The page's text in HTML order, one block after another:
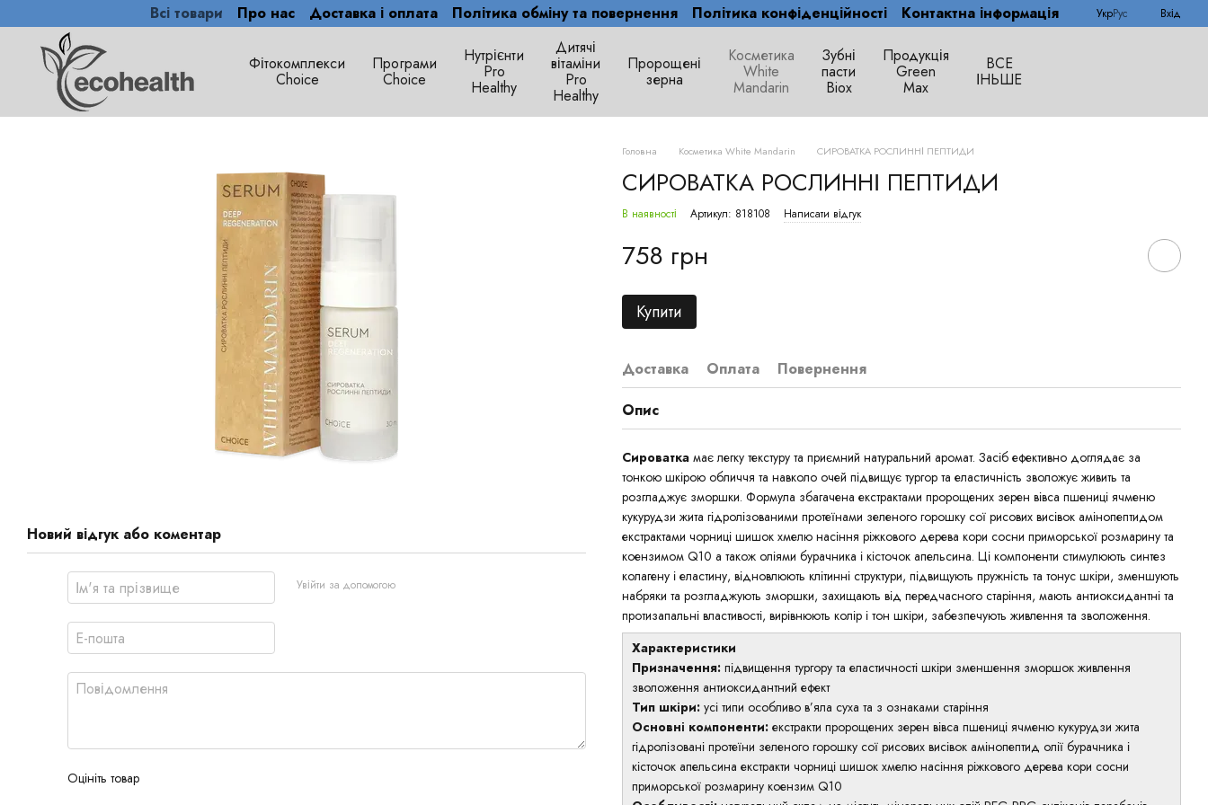
Перейти до основного контенту
Всі товари Про нас Доставка і оплата Політика обміну та повернення Політика конфіденційності Контактна інформація УкрРус Вхід
Фітокомплекси
Сhoice
Програми
Choice
Нутрієнти
Рro
Healthy
Дитячі
вітаміни
Pro
Healthy
Пророщені
зерна
Косметика
White
Mandarin
Зубні
пасти
Biox
Продукція
Green
Max
ВСЕ
ІНЬШЕ
Новий відгук або коментар
Увійти за допомогою
Оцініть товар
Головна Косметика White Mandarin СИРОВАТКА РОСЛИННІ ПЕПТИДИ
СИРОВАТКА РОСЛИННІ ПЕПТИДИ
В наявності Артикул: 818108 Написати відгук
758 грн
Купити
Доставка Оплата
Повернення
Опис
Сироватка має легку текстуру та приємний натуральний аромат. Засіб ефективно доглядає за
тонкою шкірою обличчя та навколо очей підвищує тургор та еластичність зволожує живить та
розгладжує зморшки. Формула збагачена екстрактами пророщених зерен вівса пшениці ячменю
кукурудзи жита гідролізованими протеїнами зеленого горошку сої рисових висівок амінопептидом
екстрактами чорниці шишок хмелю насіння ріжкового дерева кори сосни приморської розмарину та
коензимом Q10 а також оліями бурачника і кісточок апельсина. Ці компоненти стимулюють синтез
колагену і еластину, відновлюють клітинні структури, підвищують пружність та тонус шкіри, зменшують
набряки та розгладжують зморшки, захищають від передчасного старіння, мають антиоксидантні та
протизапальні властивості, вирівнюють колір і тон шкіри, забезпечують живлення та зволоження.
Характеристики
Призначення: підвищення тургору та еластичності шкіри зменшення зморшок живлення
зволоження антиоксидантний ефект
Тип шкіри: усі типи особливо в’яла суха та з ознаками старіння
Основні компоненти: екстракти пророщених зерен вівса пшениці ячменю кукурудзи жита
гідролізовані протеїни зеленого горошку сої рисових висівок амінопептид олії бурачника і
кісточок апельсина екстракти чорниці шишок хмелю насіння ріжкового дерева кори сосни
приморської розмарину коензим Q10